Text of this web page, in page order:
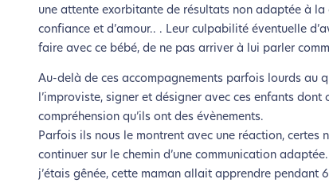
une attente exorbitante de résultats non adaptée à
confiance et d’amour.. . Leur culpabilité éventuelle
faire avec ce bébé, de ne pas arriver à lui parler
Au-delà de ces accompagnements parfois lourds au
l’improviste, signer et désigner avec ces enfants
compréhension qu’ils ont des évènements.
Parfois ils nous le montrent avec une réaction,
continuer sur le chemin d’une communication adaptée.
j’étais gênée, cette maman allait apprendre